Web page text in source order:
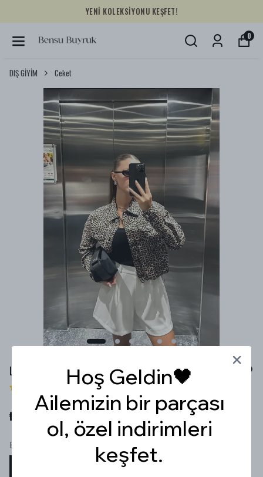
YENİ KOLEKSİYONU KEŞFET!
0
DIŞ GİYİM Ceket
LEOPAR DESEN İNCE DENİM CEKET
2 değerlendirme
₺ 1,039.99
Beden
40/L
Hoş Geldin🖤
Ailemizin bir parçası
ol, özel indirimleri
keşfet.